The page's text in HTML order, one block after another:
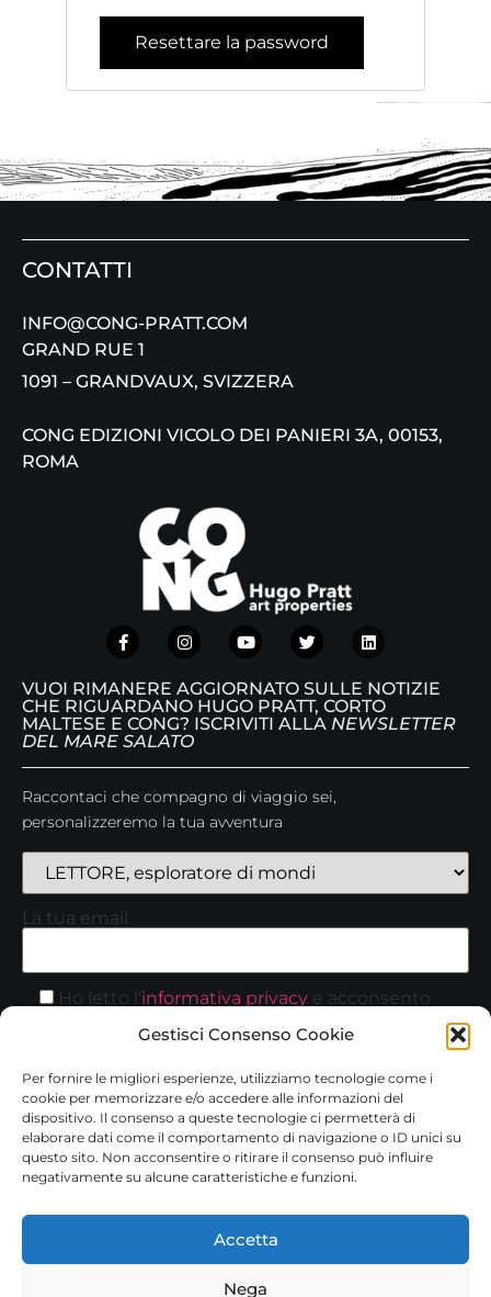
Gestisci Consenso Cookie
Per fornire le migliori esperienze, utilizziamo tecnologie come i
cookie per memorizzare e/o accedere alle informazioni del
dispositivo. Il consenso a queste tecnologie ci permetterà di
elaborare dati come il comportamento di navigazione o ID unici su
questo sito. Non acconsentire o ritirare il consenso può influire
negativamente su alcune caratteristiche e funzioni.
Accetta
Nega
Resettare la password
CONTATTI
INFO@CONG-PRATT.COM
GRAND RUE 1
1091 – GRANDVAUX, SVIZZERA
CONG EDIZIONI VICOLO DEI PANIERI 3A, 00153,
ROMA
VUOI RIMANERE AGGIORNATO SULLE NOTIZIE
CHE RIGUARDANO HUGO PRATT, CORTO
MALTESE E CONG? ISCRIVITI ALLA NEWSLETTER
DEL MARE SALATO
Raccontaci che compagno di viaggio sei,
personalizzeremo la tua avventura
La tua email
Ho letto l'informativa privacy e acconsento